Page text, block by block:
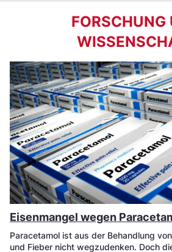
FORSCHUNG
Eisenmangel wegen
Paracetamol ist aus der Behandlung
und Fieber nicht wegzudenken. Doch